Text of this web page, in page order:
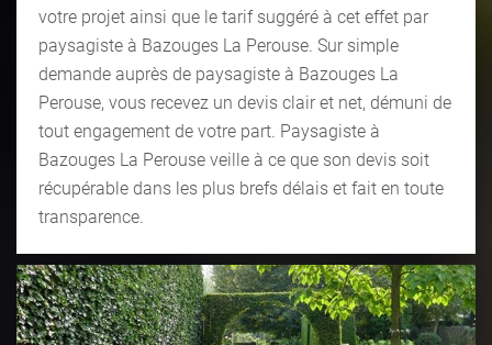
votre projet ainsi que le tarif suggéré à cet effet par
paysagiste à Bazouges La Perouse. Sur simple
demande auprès de paysagiste à Bazouges La
Perouse, vous recevez un devis clair et net, démuni de
tout engagement de votre part. Paysagiste à
Bazouges La Perouse veille à ce que son devis soit
récupérable dans les plus brefs délais et fait en toute
transparence.